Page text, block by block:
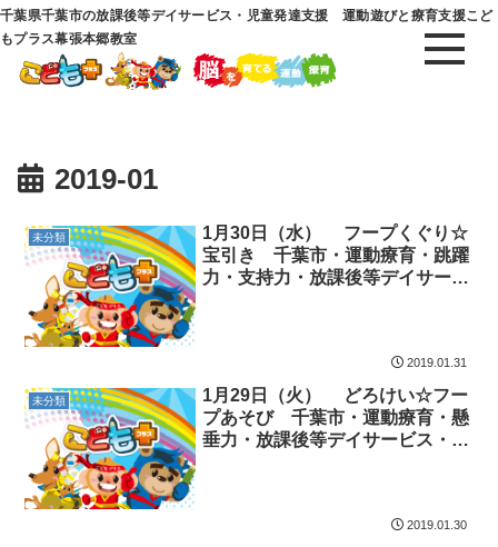
千葉県千葉市の放課後等デイサービス・児童発達支援 運動遊びと療育支援こど
もプラス幕張本郷教室
2019-01
未分類
1月30日（水） フープくぐり☆
宝引き 千葉市・運動療育・跳躍
力・支持力・放課後等デイサービ
2019.01.31
未分類
1月29日（火） どろけい☆フー
プあそび 千葉市・運動療育・懸
垂力・放課後等デイサービス・児
2019.01.30